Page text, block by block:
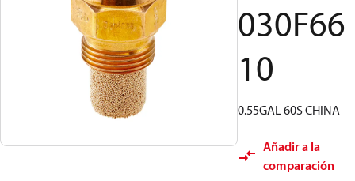
030F66
10
0.55GAL 60S CHINA
Añadir a la
comparación